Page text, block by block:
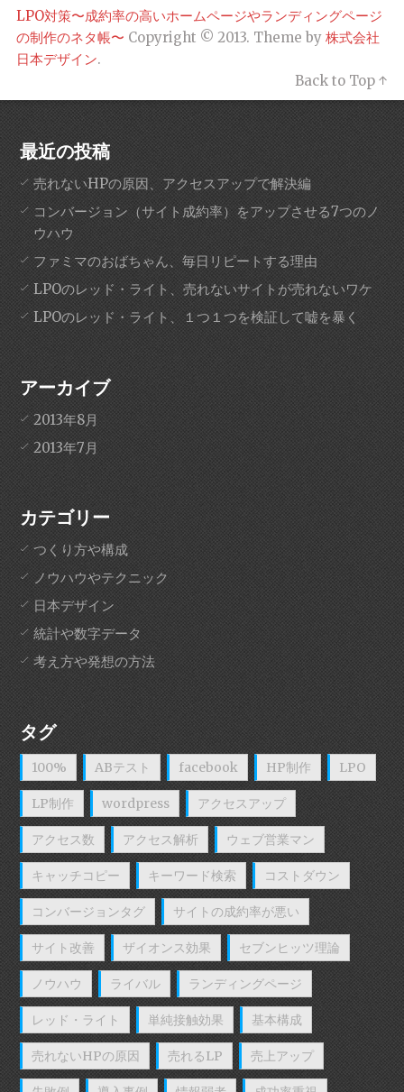
LPO対策〜成約率の高いホームページやランディングページ
の制作のネタ帳〜 Copyright © 2013. Theme by 株式会社
日本デザイン.
Back to Top ↑
最近の投稿
売れないHPの原因、アクセスアップで解決編
コンバージョン（サイト成約率）をアップさせる7つのノ
ウハウ
ファミマのおばちゃん、毎日リピートする理由
LPOのレッド・ライト、売れないサイトが売れないワケ
LPOのレッド・ライト、１つ１つを検証して嘘を暴く
アーカイブ
2013年8月
2013年7月
カテゴリー
つくり方や構成
ノウハウやテクニック
日本デザイン
統計や数字データ
考え方や発想の方法
タグ
100% ABテスト facebook HP制作 LPO
LP制作 wordpress アクセスアップ
アクセス数 アクセス解析 ウェブ営業マン
キャッチコピー キーワード検索 コストダウン
コンバージョンタグ サイトの成約率が悪い
サイト改善 ザイオンス効果 セブンヒッツ理論
ノウハウ ライバル ランディングページ
レッド・ライト 単純接触効果 基本構成
売れないHPの原因 売れるLP 売上アップ